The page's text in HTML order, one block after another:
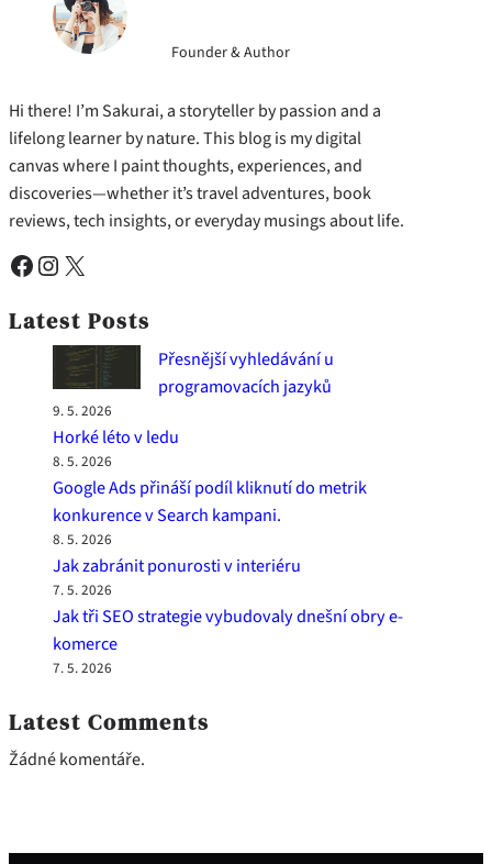
Founder & Author
Hi there! I’m Sakurai, a storyteller by passion and a
lifelong learner by nature. This blog is my digital
canvas where I paint thoughts, experiences, and
discoveries—whether it’s travel adventures, book
reviews, tech insights, or everyday musings about life.
Facebook Instagram X
Latest Posts
Přesnější vyhledávání u
programovacích jazyků
9. 5. 2026
Horké léto v ledu
8. 5. 2026
Google Ads přináší podíl kliknutí do metrik
konkurence v Search kampani.
8. 5. 2026
Jak zabránit ponurosti v interiéru
7. 5. 2026
Jak tři SEO strategie vybudovaly dnešní obry e-
komerce
7. 5. 2026
Latest Comments
Žádné komentáře.